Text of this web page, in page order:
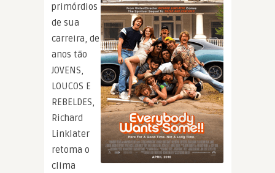
primórdios
de sua
carreira, de
anos tão
JOVENS,
LOUCOS E
REBELDES,
Richard
Linklater
retoma o
clima